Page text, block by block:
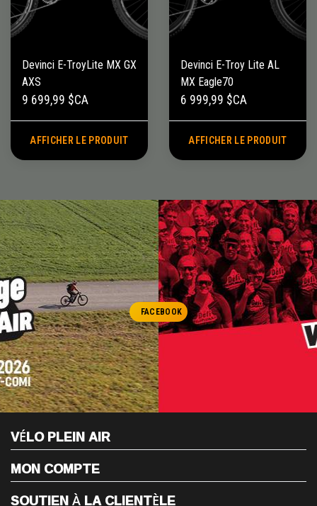
Devinci E-TroyLite MX GX
AXS
9 699,99 $CA
AFFICHER LE PRODUIT
Devinci E-Troy Lite AL
MX Eagle70
6 999,99 $CA
AFFICHER LE PRODUIT
FACEBOOK
VÉLO PLEIN AIR
MON COMPTE
SOUTIEN À LA CLIENTÈLE